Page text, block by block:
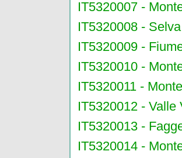
IT5320007 -
IT5320008 -
IT5320009 -
IT5320010 -
IT5320011 -
IT5320012 -
IT5320013 -
IT5320014 -